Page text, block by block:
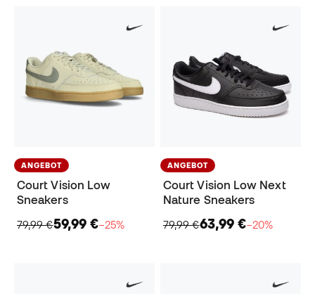
ANGEBOT
Court Vision Low
Sneakers
79,99 €59,99 €−25%
ANGEBOT
Court Vision Low Next
Nature Sneakers
79,99 €63,99 €−20%